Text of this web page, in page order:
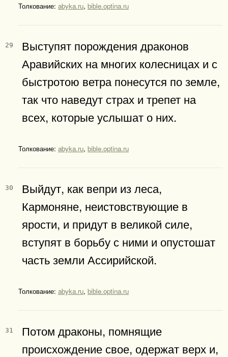
Толкование: abyka.ru, bible.optina.ru
29
Выступят порождения драконов
Аравийских на многих колесницах и с
быстротою ветра понесутся по земле,
так что наведут страх и трепет на
всех, которые услышат о них.
Толкование: abyka.ru, bible.optina.ru
30
Выйдут, как вепри из леса,
Кармоняне, неистовствующие в
ярости, и придут в великой силе,
вступят в борьбу с ними и опустошат
часть земли Ассирийской.
Толкование: abyka.ru, bible.optina.ru
31
Потом драконы, помнящие
происхождение свое, одержат верх и,